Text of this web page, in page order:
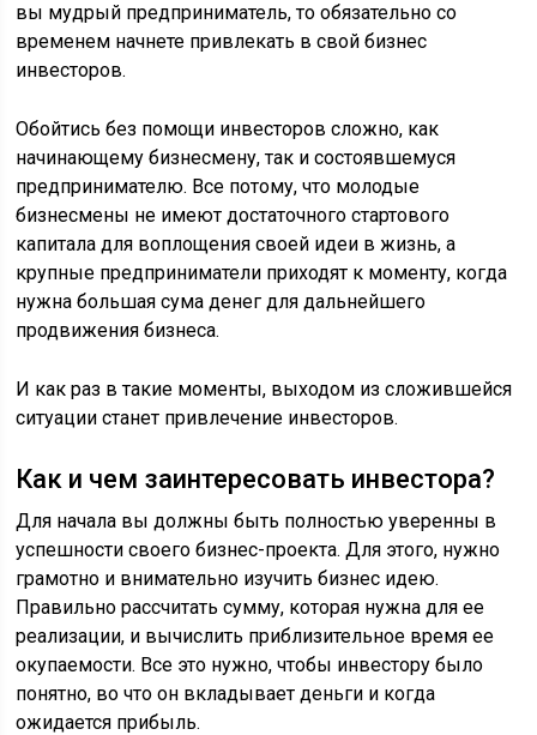
вы мудрый предприниматель, то обязательно со
временем начнете привлекать в свой бизнес
инвесторов.
Обойтись без помощи инвесторов сложно, как
начинающему бизнесмену, так и состоявшемуся
предпринимателю. Все потому, что молодые
бизнесмены не имеют достаточного стартового
капитала для воплощения своей идеи в жизнь, а
крупные предприниматели приходят к моменту, когда
нужна большая сума денег для дальнейшего
продвижения бизнеса.
И как раз в такие моменты, выходом из сложившейся
ситуации станет привлечение инвесторов.
Как и чем заинтересовать инвестора?
Для начала вы должны быть полностью уверенны в
успешности своего бизнес-проекта. Для этого, нужно
грамотно и внимательно изучить бизнес идею.
Правильно рассчитать сумму, которая нужна для ее
реализации, и вычислить приблизительное время ее
окупаемости. Все это нужно, чтобы инвестору было
понятно, во что он вкладывает деньги и когда
ожидается прибыль.